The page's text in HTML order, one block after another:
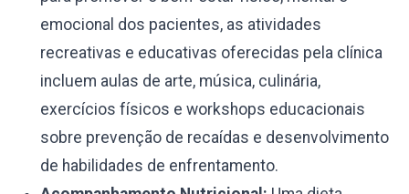
emocional dos pacientes, as atividades
recreativas e educativas oferecidas pela clínica
incluem aulas de arte, música, culinária,
exercícios físicos e workshops educacionais
sobre prevenção de recaídas e desenvolvimento
de habilidades de enfrentamento.